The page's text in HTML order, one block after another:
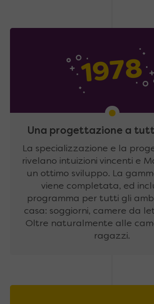
1978
Una progettazione a
La specializzazione e la
rivelano intuizioni vincenti e
un ottimo sviluppo. La
viene completata, ed
programma per tutti gli
casa: soggiorni, camere da
Oltre naturalmente alle
ragazzi.